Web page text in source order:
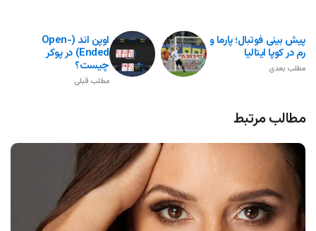
اوپن اند (open-
Ended) در پوکر
چیست؟
مطلب قبلی
پیش بینی فوتبال؛ پارما و
رم در کوپا ایتالیا
مطلب بعدی
مطالب مرتبط